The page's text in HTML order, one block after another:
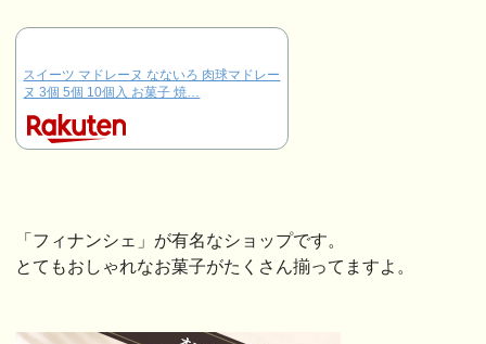
スイーツ マドレーヌ なないろ 肉球マドレー
ヌ 3個 5個 10個入 お菓子 焼…
「フィナンシェ」が有名なショップです。
とてもおしゃれなお菓子がたくさん揃ってますよ。